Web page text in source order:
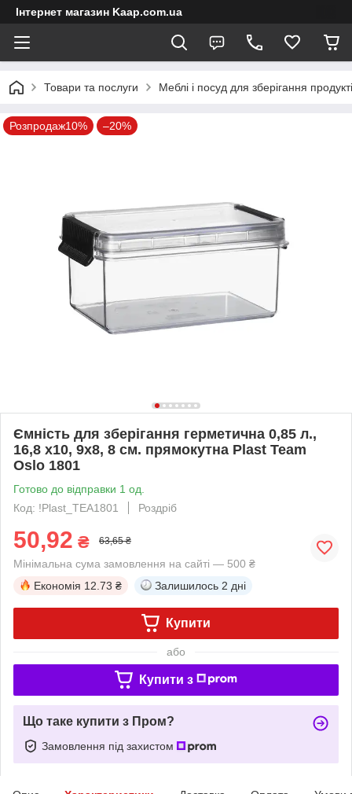
Інтернет магазин Kaap.com.ua
Товари та послуги Меблі і посуд для зберігання
Розпродаж10% –20%
Ємність для зберігання герметична 0,85 л.,
16,8 х10, 9х8, 8 см. прямокутна Plast Team
Oslo 1801
Готово до відправки 1 од.
Код: !Plast_TEA1801
Роздріб
50,92 ₴ 63,65 ₴
Мінімальна сума замовлення на сайті — 500 ₴
Економія 12.73 ₴ Залишилось 2 дні
Купити
або
Купити з
Що таке купити з Пром?
Замовлення під захистом